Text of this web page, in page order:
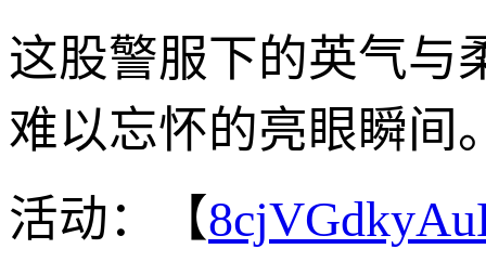
这股警服下的英气与
难以忘怀的亮眼瞬间
活动：【